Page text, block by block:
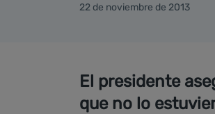
22 de noviembre de 2013
El presidente
que no lo